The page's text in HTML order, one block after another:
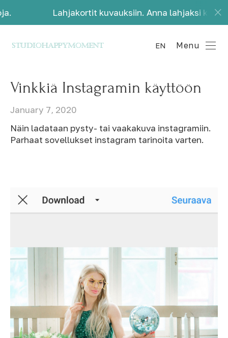
Lahjakortit kuvauksiin. Anna lahjaksi kauniita
EN Menu
Vinkkiä Instagramin käyttöön
January 7, 2020
Näin ladataan pysty- tai vaakakuva instagramiin.
Parhaat sovellukset instagram tarinoita varten.